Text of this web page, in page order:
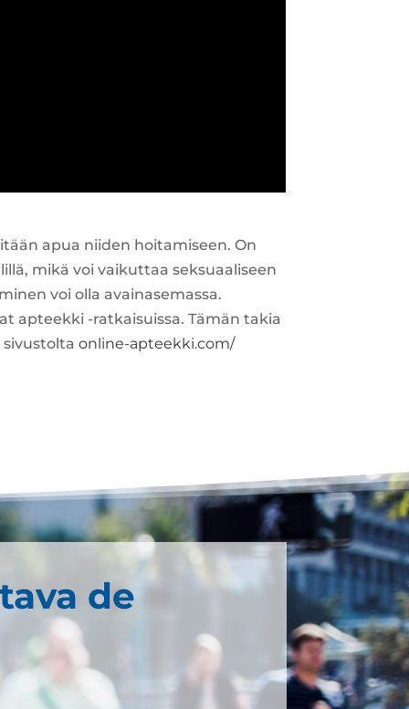
apua niiden hoitamiseen. On
mikä voi vaikuttaa seksuaaliseen
voi olla avainasemassa.
apteekki -ratkaisuissa. Tämän takia
sivustoltaonline-apteekki.com/
de